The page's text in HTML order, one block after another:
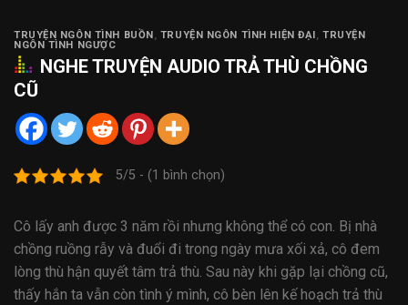
TRUYỆN NGÔN TÌNH BUỒN TRUYỆN NGÔN TÌNH HIỆN ĐẠI ,TRUYỆN
NGÔN TÌNH NGƯỢC
NGHETRUYỆN AUDIO TRẢ THÙ CHỒNG
CŨ
5/5 - (1 bình chọn)
Cô lấy anh được 3 năm rồi nhưng không thể có con. Bị nhà
chồng ruồng rẫy và đuổi đi trong ngày mưa xối xả, cô đem
lòng thù hận quyết tâm trả thù. Sau này khi gặp lại chồng cũ,
thấy hắn ta vẫn còn tình ý mình, cô bèn lên kế hoạch trả thù